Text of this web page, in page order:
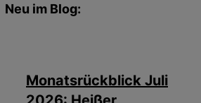
Neu im Blog:
Monatsrückblick Juli